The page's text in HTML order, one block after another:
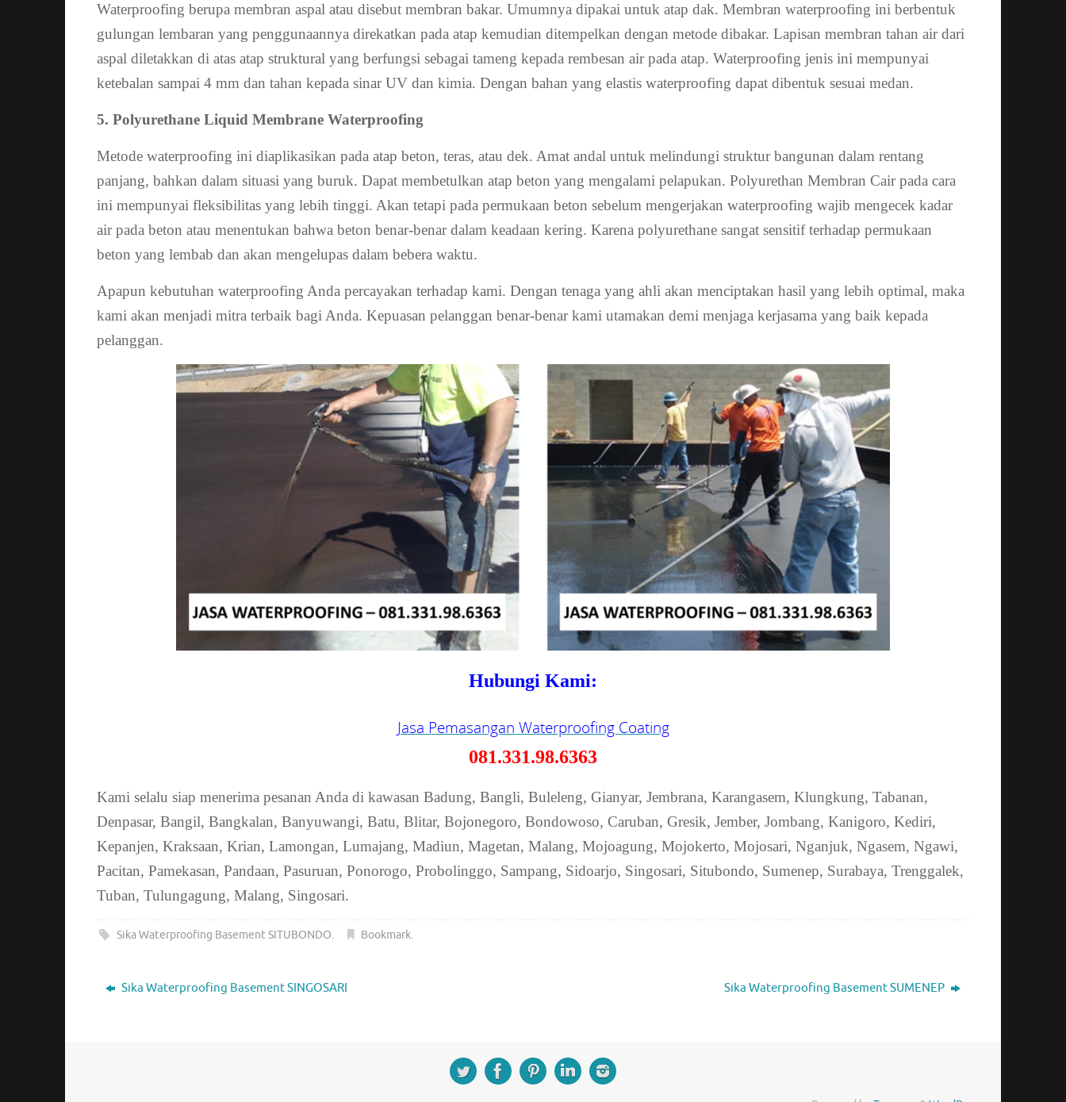
Waterproofing berupa membran aspal atau disebut membran bakar. Umumnya dipakai untuk atap dak. Membran waterproofing ini berbentuk
gulungan lembaran yang penggunaannya direkatkan pada atap kemudian ditempelkan dengan metode dibakar. Lapisan membran tahan air dari
aspal diletakkan di atas atap struktural yang berfungsi sebagai tameng kepada rembesan air pada atap. Waterproofing jenis ini mempunyai
ketebalan sampai 4 mm dan tahan kepada sinar UV dan kimia. Dengan bahan yang elastis waterproofing dapat dibentuk sesuai medan.
5. Polyurethane Liquid Membrane Waterproofing
Metode waterproofing ini diaplikasikan pada atap beton, teras, atau dek. Amat andal untuk melindungi struktur bangunan dalam rentang
panjang, bahkan dalam situasi yang buruk. Dapat membetulkan atap beton yang mengalami pelapukan. Polyurethan Membran Cair pada cara
ini mempunyai fleksibilitas yang lebih tinggi. Akan tetapi pada permukaan beton sebelum mengerjakan waterproofing wajib mengecek kadar
air pada beton atau menentukan bahwa beton benar-benar dalam keadaan kering. Karena polyurethane sangat sensitif terhadap permukaan
beton yang lembab dan akan mengelupas dalam bebera waktu.
Apapun kebutuhan waterproofing Anda percayakan terhadap kami. Dengan tenaga yang ahli akan menciptakan hasil yang lebih optimal, maka
kami akan menjadi mitra terbaik bagi Anda. Kepuasan pelanggan benar-benar kami utamakan demi menjaga kerjasama yang baik kepada
pelanggan.
Hubungi Kami:
Jasa Pemasangan Waterproofing Coating
081.331.98.6363
Kami selalu siap menerima pesanan Anda di kawasan Badung, Bangli, Buleleng, Gianyar, Jembrana, Karangasem, Klungkung, Tabanan,
Denpasar, Bangil, Bangkalan, Banyuwangi, Batu, Blitar, Bojonegoro, Bondowoso, Caruban, Gresik, Jember, Jombang, Kanigoro, Kediri,
Kepanjen, Kraksaan, Krian, Lamongan, Lumajang, Madiun, Magetan, Malang, Mojoagung, Mojokerto, Mojosari, Nganjuk, Ngasem, Ngawi,
Pacitan, Pamekasan, Pandaan, Pasuruan, Ponorogo, Probolinggo, Sampang, Sidoarjo, Singosari, Situbondo, Sumenep, Surabaya, Trenggalek,
Tuban, Tulungagung, Malang, Singosari.
Sika Waterproofing Basement SITUBONDO. Bookmark.
Sika Waterproofing Basement SINGOSARI Sika Waterproofing Basement SUMENEP